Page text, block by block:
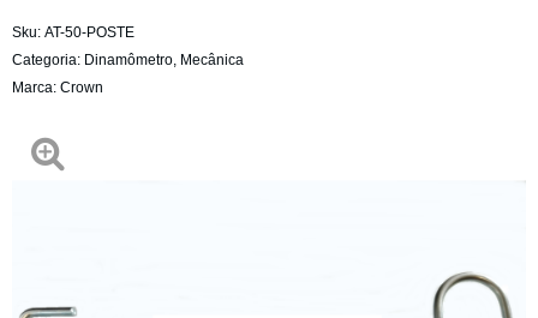
Sku: AT-50-POSTE
Categoria: Dinamômetro, Mecânica
Marca: Crown